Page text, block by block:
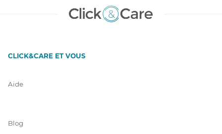
CLICK&CARE ET VOUS
Aide
Blog